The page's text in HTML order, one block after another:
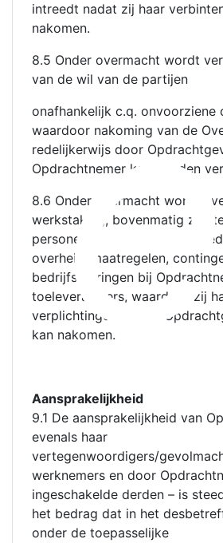
intreedt nadat zij haar
nakomen.
8.5 Onder overmacht wordt
van de wil van de partijen
onafhankelijk c.q. onvoorziene
waardoor nakoming van de
redelijkerwijs door
Opdrachtnemer kan worden
8.6 Onder overmacht wordt
werkstaking, bovenmatig
personeel,
overheidsmaatregelen,
bedrijfsstoringen bij
toeleveranciers, waardoor zij
verplichtingen jegens
kan nakomen.
Aansprakelijkheid
9.1 De aansprakelijkheid van
evenals haar
vertegenwoordigers/
werknemers en door
ingeschakelde derden – is
het bedrag dat in het
onder de toepasselijke